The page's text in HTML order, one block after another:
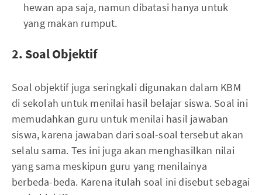
hewan apa saja, namun dibatasi hanya untuk
yang makan rumput.
2. Soal Objektif
Soal objektif juga seringkali digunakan dalam KBM
di sekolah untuk menilai hasil belajar siswa. Soal ini
memudahkan guru untuk menilai hasil jawaban
siswa, karena jawaban dari soal-soal tersebut akan
selalu sama. Tes ini juga akan menghasilkan nilai
yang sama meskipun guru yang menilainya
berbeda-beda. Karena itulah soal ini disebut sebagai